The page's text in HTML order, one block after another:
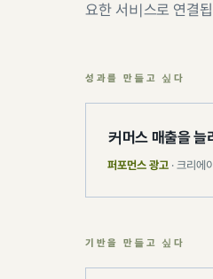
요한 서비스로 연결
성과를 만들고 싶다
커머스 매출을 늘
퍼포먼스 광고 · 크리에
기반을 만들고 싶다